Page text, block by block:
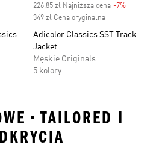
226,85 zł Najniższa cena -7%
349 zł Cena oryginalna
Adicolor Classics SST Track
Jacket
Męskie Originals
5 kolory
• TAILORED I